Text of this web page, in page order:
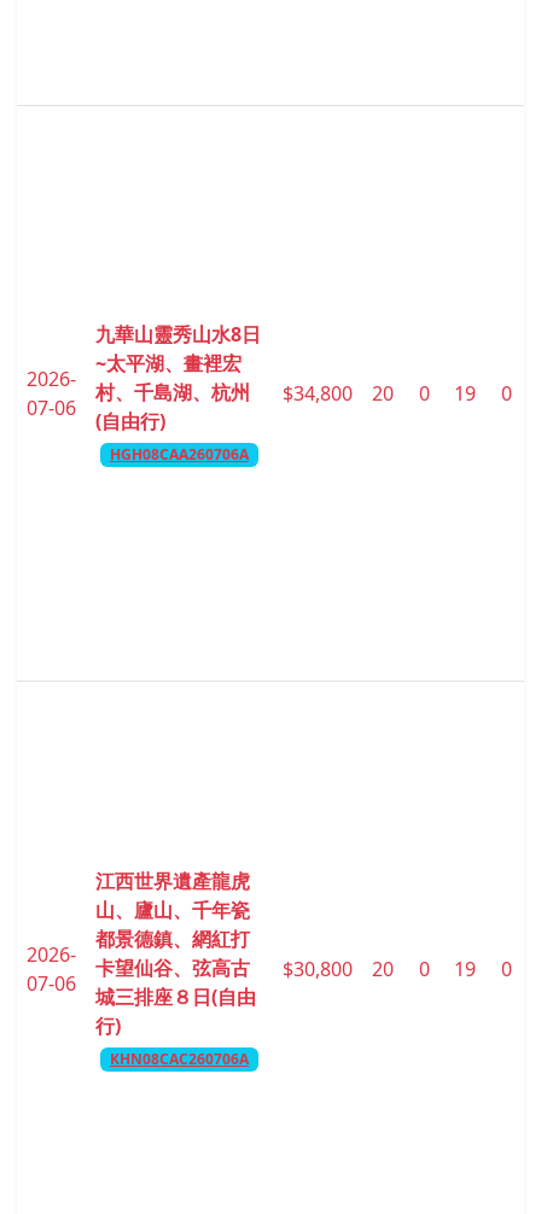
2026-
07-06
九華山靈秀山水8日
~太平湖、畫裡宏
村、千島湖、杭州
(自由行)
HGH08CAA260706A
$34,800 20 0 19 0
2026-
07-06
江西世界遺產龍虎
山、廬山、千年瓷
都景德鎮、網紅打
卡望仙谷、弦高古
城三排座８日(自由
行)
KHN08CAC260706A
$30,800 20 0 19 0